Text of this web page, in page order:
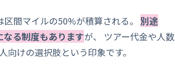
間マイルの50%が積算される。 別途
る制度もありますが、 ツアー代金や人数
けの選択肢という印象です。